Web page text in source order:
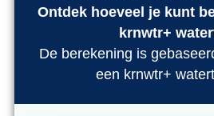
Ontdek hoeveel je kunt
krnwtr+
De berekening is
een krnwtr+